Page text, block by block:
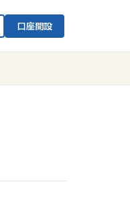
口座開設